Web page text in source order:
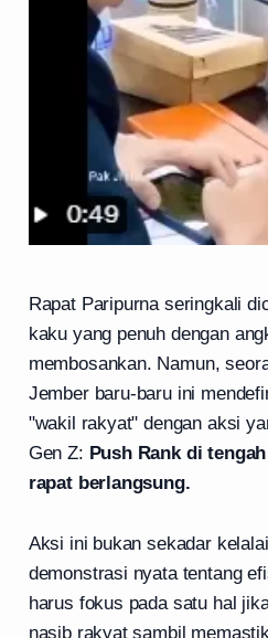
Rapat Paripurna seringkali
kaku yang penuh dengan
membosankan. Namun,
Jember baru-baru ini
"wakil rakyat" dengan aksi
Gen Z: Push Rank di
rapat berlangsung.
Aksi ini bukan sekadar
demonstrasi nyata tentang
harus fokus pada satu hal
nasib rakyat sambil